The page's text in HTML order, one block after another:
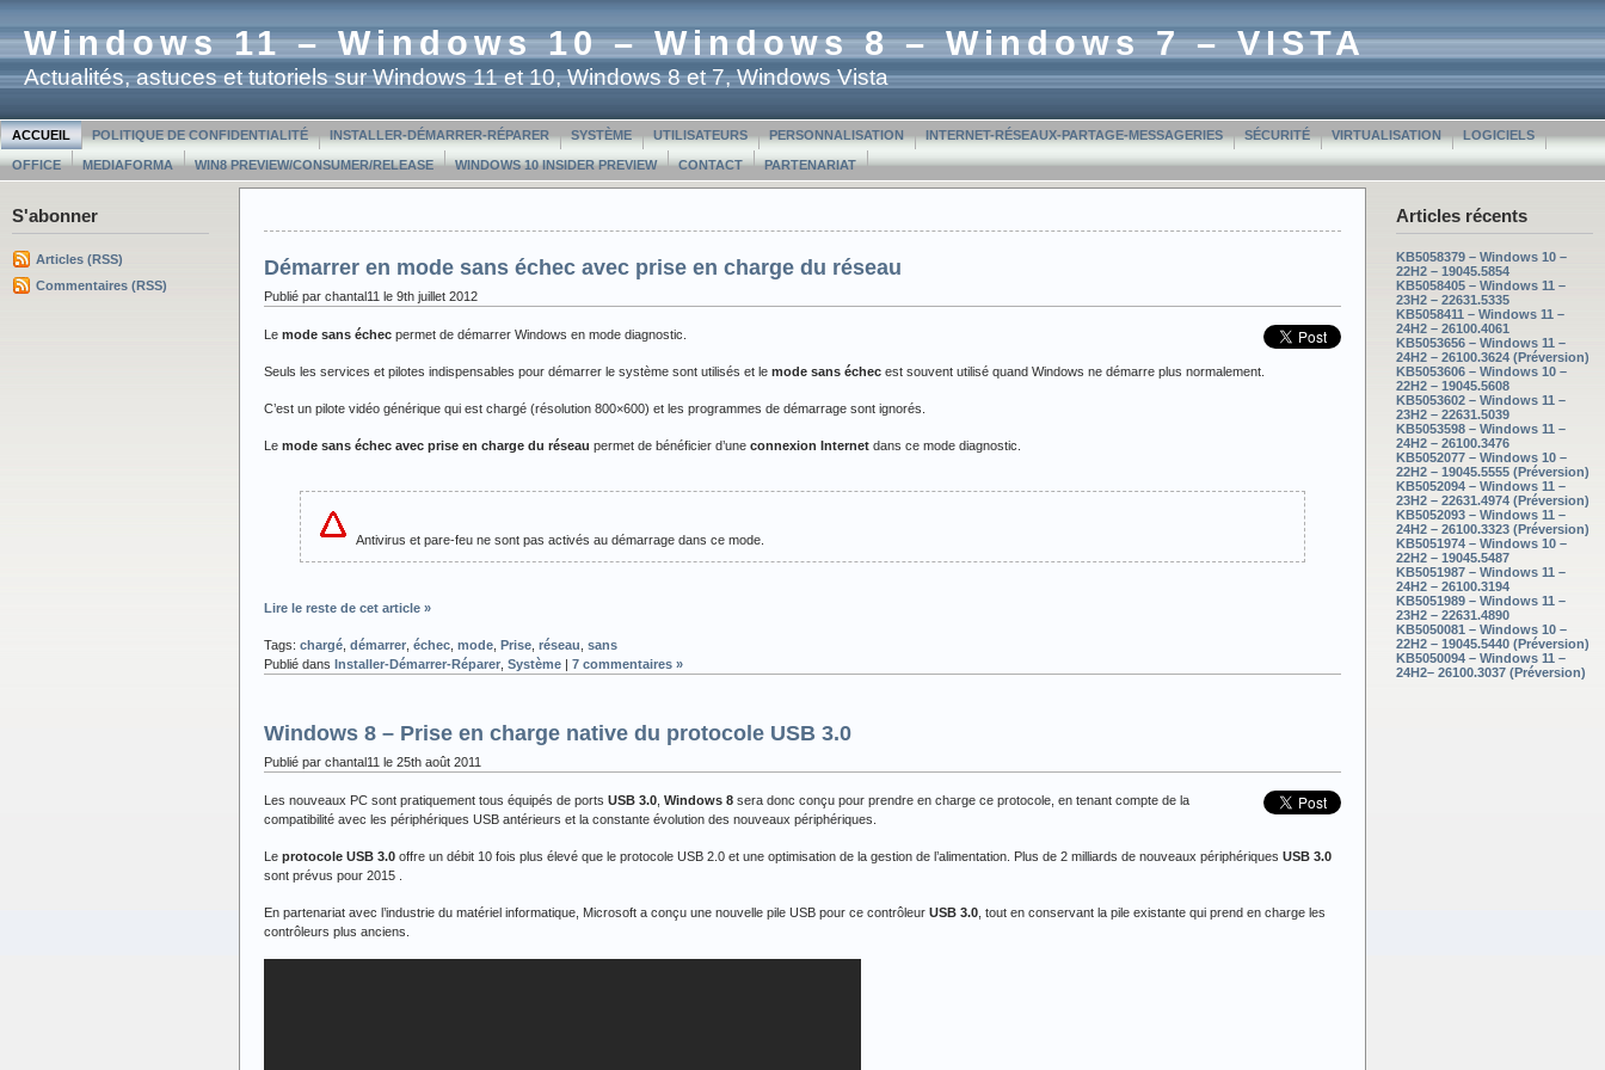
Windows 11 – Windows 10 – Windows 8 – Windows 7 – VISTA
Actualités, astuces et tutoriels sur Windows 11 et 10, Windows 8 et 7, Windows Vista
ACCUEIL POLITIQUE DE CONFIDENTIALITÉ INSTALLER-DÉMARRER-RÉPARER SYSTÈME UTILISATEURS PERSONNALISATION INTERNET-RÉSEAUX-PARTAGE-MESSAGERIES SÉCURITÉ VIRTUALISATION LOGICIELS
OFFICE MEDIAFORMA WIN8 PREVIEW/CONSUMER/RELEASE WINDOWS 10 INSIDER PREVIEW CONTACT PARTENARIAT
S'abonner
Articles (RSS)
Commentaires (RSS)
Articles récents
KB5058379 – Windows 10 –
22H2 – 19045.5854
KB5058405 – Windows 11 –
23H2 – 22631.5335
KB5058411 – Windows 11 –
24H2 – 26100.4061
KB5053656 – Windows 11 –
24H2 – 26100.3624 (Préversion)
KB5053606 – Windows 10 –
22H2 – 19045.5608
KB5053602 – Windows 11 –
23H2 – 22631.5039
KB5053598 – Windows 11 –
24H2 – 26100.3476
KB5052077 – Windows 10 –
22H2 – 19045.5555 (Préversion)
KB5052094 – Windows 11 –
23H2 – 22631.4974 (Préversion)
KB5052093 – Windows 11 –
24H2 – 26100.3323 (Préversion)
KB5051974 – Windows 10 –
22H2 – 19045.5487
KB5051987 – Windows 11 –
24H2 – 26100.3194
KB5051989 – Windows 11 –
23H2 – 22631.4890
KB5050081 – Windows 10 –
22H2 – 19045.5440 (Préversion)
KB5050094 – Windows 11 –
24H2– 26100.3037 (Préversion)
Démarrer en mode sans échec avec prise en charge du réseau
Publié par chantal11 le 9th juillet 2012
Le mode sans échec permet de démarrer Windows en mode diagnostic.
Seuls les services et pilotes indispensables pour démarrer le système sont utilisés et le mode sans échec est souvent utilisé quand Windows ne démarre plus normalement.
C’est un pilote vidéo générique qui est chargé (résolution 800×600) et les programmes de démarrage sont ignorés.
Le mode sans échec avec prise en charge du réseau permet de bénéficier d’une connexion Internet dans ce mode diagnostic.
Antivirus et pare-feu ne sont pas activés au démarrage dans ce mode.
Lire le reste de cet article »
Tags: chargé démarrer échec mode Prise réseau sans
Publié dans Installer-Démarrer-Réparer Système | 7 commentaires »
Windows 8 – Prise en charge native du protocole USB 3.0
Publié par chantal11 le 25th août 2011
Les nouveaux PC sont pratiquement tous équipés de ports USB 3.0 Windows 8 sera donc conçu pour prendre en charge ce protocole, en tenant compte de la
compatibilité avec les périphériques USB antérieurs et la constante évolution des nouveaux périphériques.
Le protocole USB 3.0 offre un débit 10 fois plus élevé que le protocole USB 2.0 et une optimisation de la gestion de l’alimentation. Plus de 2 milliards de nouveaux périphériques USB 3.0
sont prévus pour 2015 .
En partenariat avec l’industrie du matériel informatique, Microsoft a conçu une nouvelle pile USB pour ce contrôleur USB 3.0 , tout en conservant la pile existante qui prend en charge les
contrôleurs plus anciens.